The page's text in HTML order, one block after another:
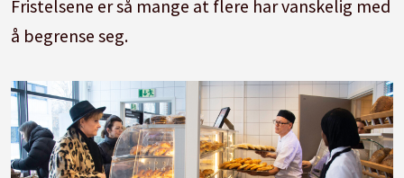
Fristelsene er så mange at flere har vanskelig med
å begrense seg.